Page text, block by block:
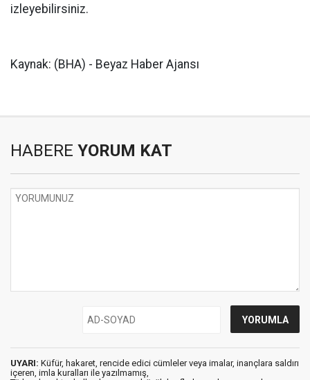
izleyebilirsiniz.
Kaynak: (BHA) - Beyaz Haber Ajansı
HABERE YORUM KAT
UYARI: Küfür, hakaret, rencide edici cümleler veya imalar, inançlara saldırı
içeren, imla kuralları ile yazılmamış,